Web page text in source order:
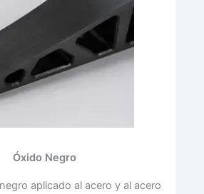
Óxido Negro
aplicado al acero y al acero